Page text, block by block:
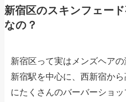
新宿区のスキンフェー
なの？
新宿区って実はメンズヘア
新宿駅を中心に、西新宿か
にたくさんのバーバーショ